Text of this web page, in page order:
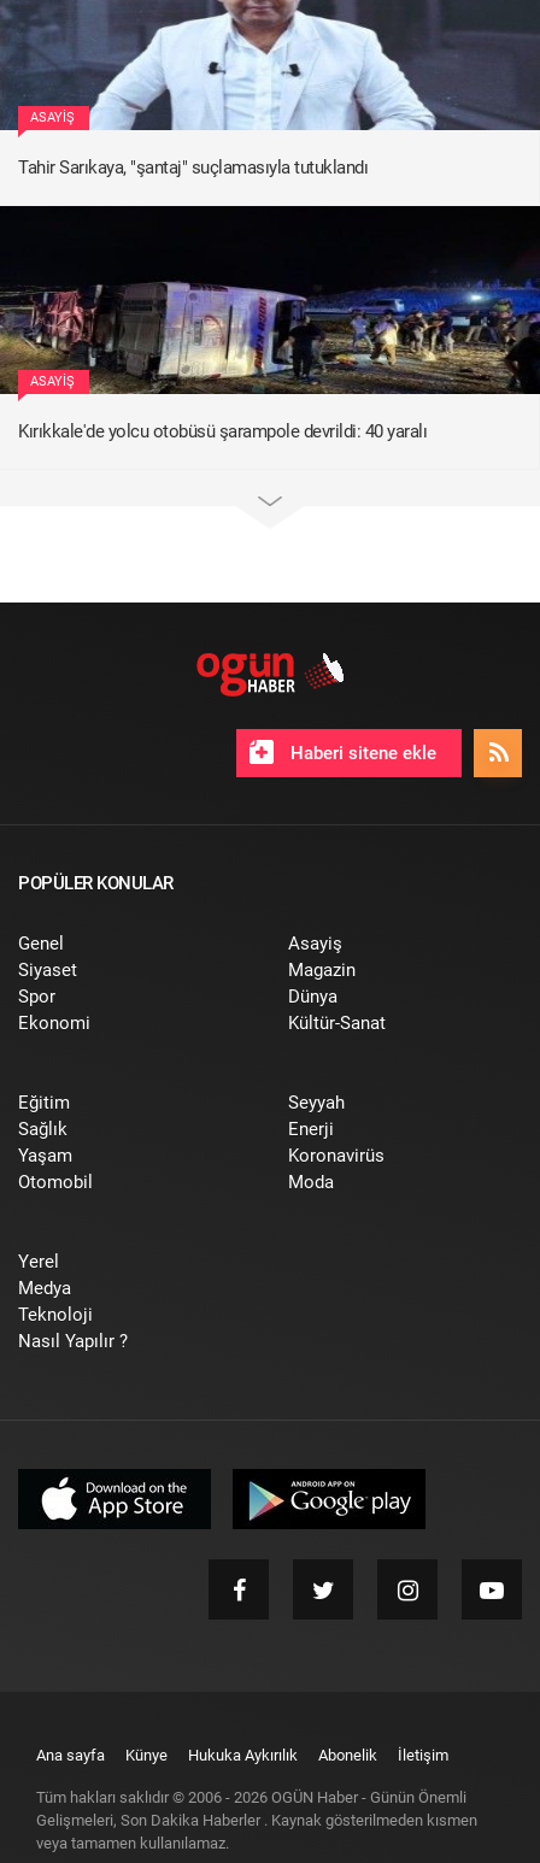
ASAYIŞ
Tahir Sarıkaya, "şantaj" suçlamasıyla tutuklandı
ASAYIŞ
Kırıkkale'de yolcu otobüsü şarampole devrildi: 40 yaralı
Haberi sitene ekle
POPÜLER KONULAR
Genel
Siyaset
Spor
Ekonomi
Asayiş
Magazin
Dünya
Kültür-Sanat
Eğitim
Sağlık
Yaşam
Otomobil
Seyyah
Enerji
Koronavirüs
Moda
Yerel
Medya
Teknoloji
Nasıl Yapılır ?
Ana sayfa Künye Hukuka Aykırılık Abonelik İletişim
Tüm hakları saklıdır © 2006 - 2026 OGÜN Haber - Günün Önemli
Gelişmeleri, Son Dakika Haberler . Kaynak gösterilmeden kısmen
veya tamamen kullanılamaz.